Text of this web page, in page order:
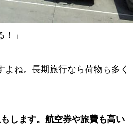
」
ね。長期旅行なら荷物も多く
します。航空券や旅費も高い